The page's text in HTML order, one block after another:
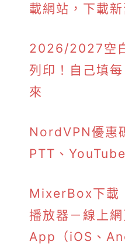
載網站，下載
2026/2027空
列印！自己填
來
NordVPN優惠
PTT、
MixerBox下載
播放器－線上
App（iOS、